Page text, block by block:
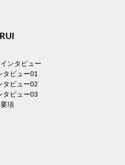
ンタビュー
タビュー01
タビュー02
タビュー03
項